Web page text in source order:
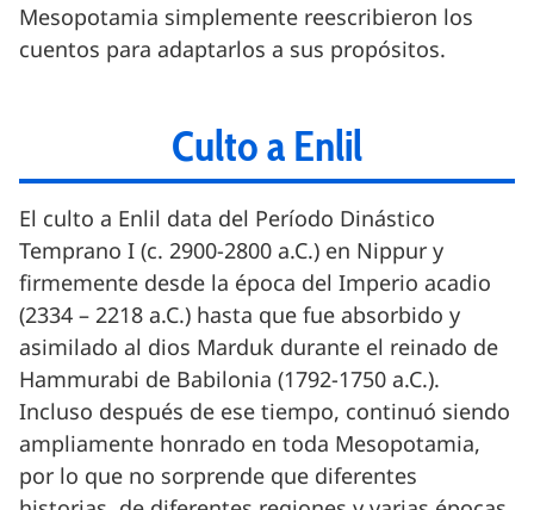
Mesopotamia simplemente reescribieron los
cuentos para adaptarlos a sus propósitos.
Culto a Enlil
El culto a Enlil data del Período Dinástico
Temprano I (c. 2900-2800 a.C.) en Nippur y
firmemente desde la época del Imperio acadio
(2334 – 2218 a.C.) hasta que fue absorbido y
asimilado al dios Marduk durante el reinado de
Hammurabi de Babilonia (1792-1750 a.C.).
Incluso después de ese tiempo, continuó siendo
ampliamente honrado en toda Mesopotamia,
por lo que no sorprende que diferentes